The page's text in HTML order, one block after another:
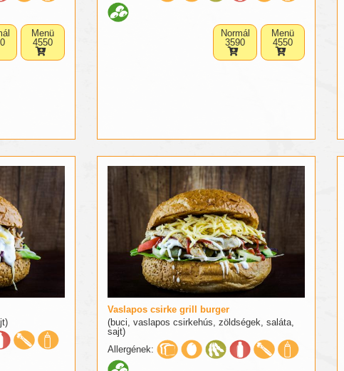
Menü
4550
Normál
3590
Menü
4550
Vaslapos csirke grill burger
(buci, vaslapos csirkehús, zöldségek, saláta,
sajt)
Allergének: